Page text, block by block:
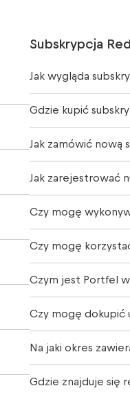
Subskrypcja
Jak wygląda
Gdzie kupić
Jak zamówić nową
Jak zarejestrować
Czy mogę
Czy mogę
Czym jest Portfel w
Czy mogę dokupić
Na jaki okres
Gdzie znajduje się